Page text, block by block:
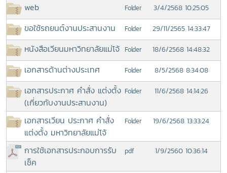
web Folder 3/4/2568 10:25:05
ขอใช้รถยนต์งานประสานงาน Folder 29/11/2565 14:33:47
หนังสือเวียนมหาวิทยาลัยแม่โจ้ Folder 18/6/2568 14:48:32
เอกสารด้านต่างประเทศ Folder 8/5/2568 8:34:08
เอกสารประกาศ คำสั่ง แต่งตั้ง
(เกี่ยวกับงานประสานงาน)
Folder 11/6/2568 14:14:26
เอกสารเวียน ประกาศ คำสั่ง
แต่งตั้ง มหาวิทยาลัยแม่โจ้
Folder 19/6/2568 13:33:24
การใช้เอกสารประกอบการรับ
เช็ค
pdf 1/9/2560 10:36:14